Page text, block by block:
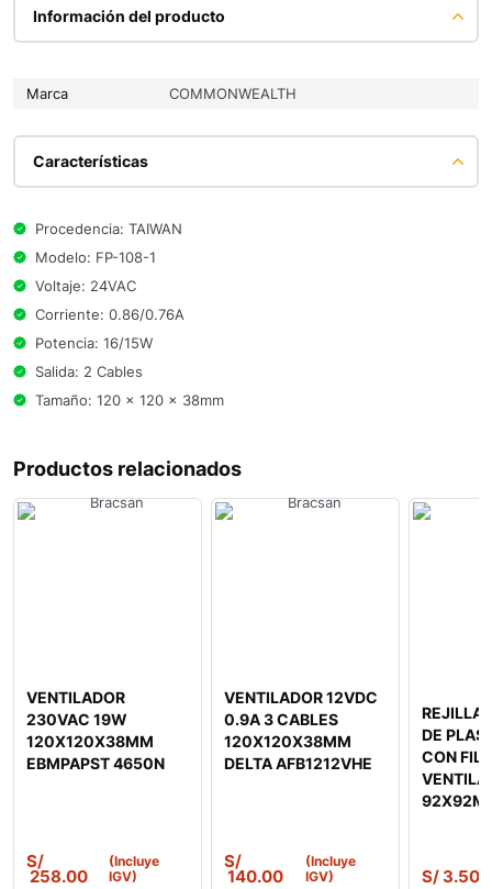
Información del producto
Marca COMMONWEALTH
Características
Procedencia: TAIWAN
Modelo: FP-108-1
Voltaje: 24VAC
Corriente: 0.86/0.76A
Potencia: 16/15W
Salida: 2 Cables
Tamaño: 120 x 120 x 38mm
Productos relacionados
VENTILADOR
230VAC 19W
120X120X38MM
EBMPAPST 4650N
S/
258.00
(Incluye
IGV)
VENTILADOR 12VDC
0.9A 3 CABLES
120X120X38MM
DELTA AFB1212VHE
S/
140.00
(Incluye
IGV)
REJILLA
DE
CON
S/3.50